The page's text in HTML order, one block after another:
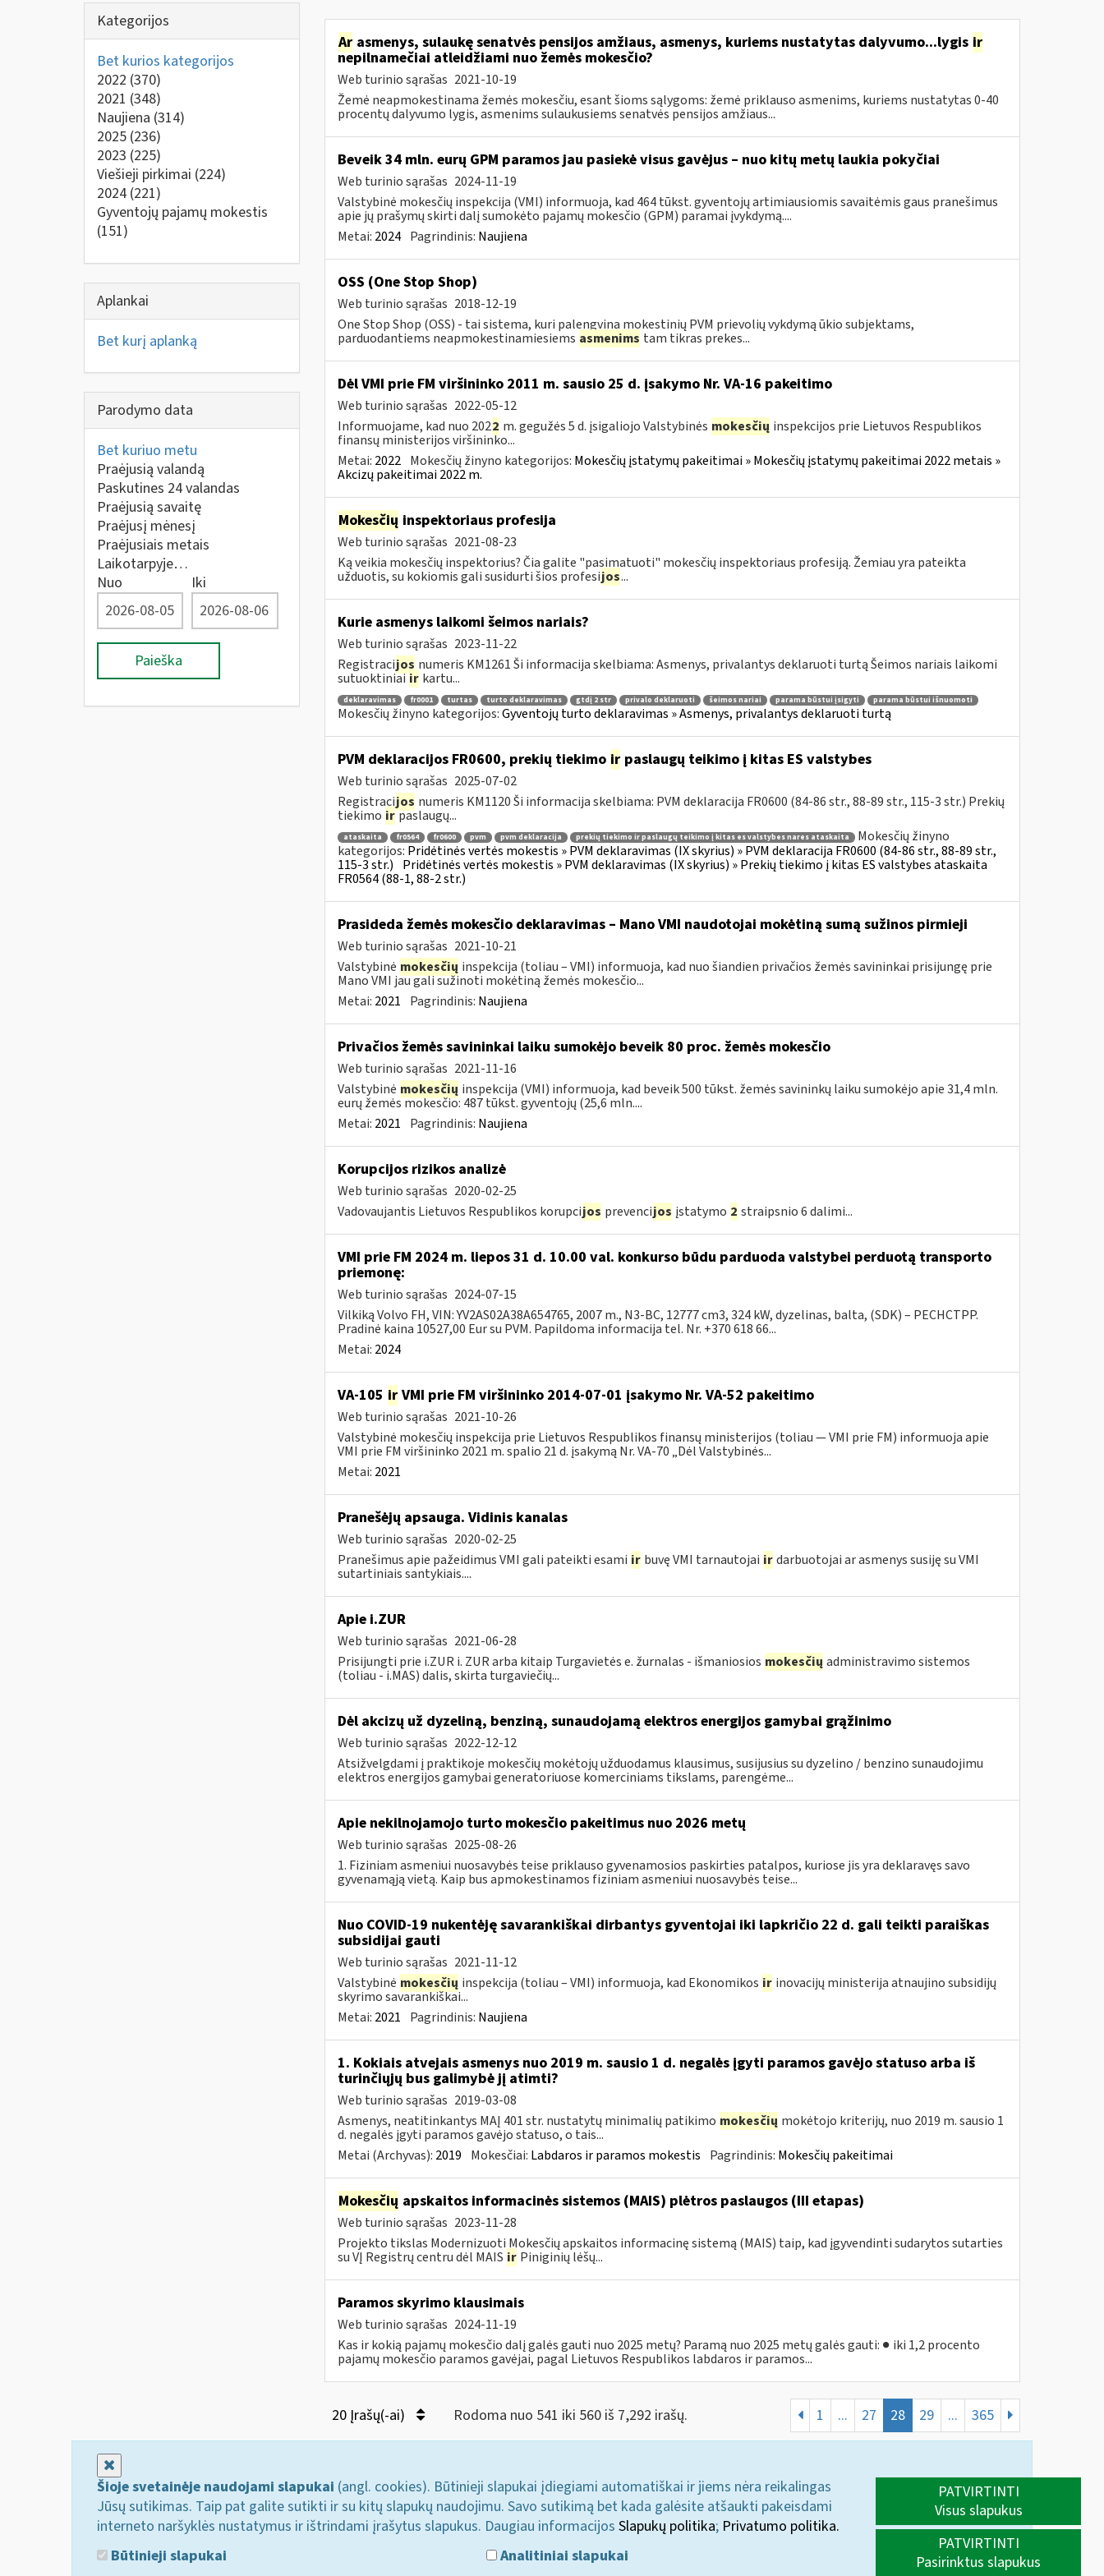
Kategorijos
Bet kurios kategorijos
2022 (370)
2021 (348)
Naujiena (314)
2025 (236)
2023 (225)
Viešieji pirkimai (224)
2024 (221)
Gyventojų pajamų mokestis
(151)
Aplankai
Bet kurį aplanką
Parodymo data
Bet kuriuo metu
Praėjusią valandą
Paskutines 24 valandas
Praėjusią savaitę
Praėjusį mėnesį
Praėjusiais metais
Laikotarpyje…
Nuo
Iki
Paieška
Arasmenys, sulaukę senatvės pensijos amžiaus, asmenys, kuriems nustatytas dalyvumo...lygis ir
nepilnamečiai atleidžiami nuo žemės mokesčio?
Web turinio sąrašas 2021-10-19
Žemė neapmokestinama žemės mokesčiu, esant šioms sąlygoms: žemė priklauso asmenims, kuriems nustatytas 0-40
procentų dalyvumo lygis, asmenims sulaukusiems senatvės pensijos amžiaus...
Beveik 34 mln. eurų GPM paramos jau pasiekė visus gavėjus – nuo kitų metų laukia pokyčiai
Web turinio sąrašas 2024-11-19
Valstybinė mokesčių inspekcija (VMI) informuoja, kad 464 tūkst. gyventojų artimiausiomis savaitėmis gaus pranešimus
apie jų prašymų skirti dalį sumokėto pajamų mokesčio (GPM) paramai įvykdymą....
Metai: 2024 Pagrindinis: Naujiena
OSS (One Stop Shop)
Web turinio sąrašas 2018-12-19
One Stop Shop (OSS) - tai sistema, kuri palengvina mokestinių PVM prievolių vykdymą ūkio subjektams,
parduodantiems neapmokestinamiesiems asmenims tam tikras prekes...
Dėl VMI prie FM viršininko 2011 m. sausio 25 d. įsakymo Nr. VA-16 pakeitimo
Web turinio sąrašas 2022-05-12
Informuojame, kad nuo 2022 m. gegužės 5 d. įsigaliojo Valstybinės mokesčių inspekcijos prie Lietuvos Respublikos
finansų ministerijos viršininko...
Metai: 2022 Mokesčių žinyno kategorijos: Mokesčių įstatymų pakeitimai » Mokesčių įstatymų pakeitimai 2022 metais »
Akcizų pakeitimai 2022 m.
Mokesčių inspektoriaus profesija
Web turinio sąrašas 2021-08-23
Ką veikia mokesčių inspektorius? Čia galite "pasimatuoti" mokesčių inspektoriaus profesiją. Žemiau yra pateikta
užduotis, su kokiomis gali susidurti šios profesijos...
Kurie asmenys laikomi šeimos nariais?
Web turinio sąrašas 2023-11-22
Registracijos numeris KM1261 Ši informacija skelbiama: Asmenys, privalantys deklaruoti turtą Šeimos nariais laikomi
sutuoktiniaiir kartu...
deklaravimas fr0001 turtas turto deklaravimas gtdį 2 str privalo deklaruoti šeimos nariai parama būstui įsigyti parama būstui išnuomoti
Mokesčių žinyno kategorijos:Gyventojų turto deklaravimas » Asmenys, privalantys deklaruoti turtą
PVM deklaracijos FR0600, prekių tiekimo irpaslaugų teikimo į kitas ES valstybes
Web turinio sąrašas 2025-07-02
Registracijos numeris KM1120 Ši informacija skelbiama: PVM deklaracija FR0600 (84-86 str., 88-89 str., 115-3 str.) Prekių
tiekimo irpaslaugų...
ataskaita fr0564 fr0600 pvm pvm deklaracija prekių tiekimo ir paslaugų teikimo į kitas es valstybes nares ataskaita
Mokesčių žinyno
kategorijos: Pridėtinės vertės mokestis » PVM deklaravimas (IX skyrius) » PVM deklaracija FR0600 (84-86 str., 88-89 str.,
115-3 str.) Pridėtinės vertės mokestis » PVM deklaravimas (IX skyrius) » Prekių tiekimo į kitas ES valstybes ataskaita
FR0564 (88-1, 88-2 str.)
Prasideda žemės mokesčio deklaravimas – Mano VMI naudotojai mokėtiną sumą sužinos pirmieji
Web turinio sąrašas 2021-10-21
Valstybinė mokesčių inspekcija (toliau – VMI) informuoja, kad nuo šiandien privačios žemės savininkai prisijungę prie
Mano VMI jau gali sužinoti mokėtiną žemės mokesčio...
Metai: 2021 Pagrindinis: Naujiena
Privačios žemės savininkai laiku sumokėjo beveik 80 proc. žemės mokesčio
Web turinio sąrašas 2021-11-16
Valstybinė mokesčių inspekcija (VMI) informuoja, kad beveik 500 tūkst. žemės savininkų laiku sumokėjo apie 31,4 mln.
eurų žemės mokesčio: 487 tūkst. gyventojų (25,6 mln....
Metai: 2021 Pagrindinis: Naujiena
Korupcijos rizikos analizė
Web turinio sąrašas 2020-02-25
Vadovaujantis Lietuvos Respublikos korupcijos prevencijos įstatymo 2 straipsnio 6 dalimi...
VMI prie FM 2024 m. liepos 31 d. 10.00 val. konkurso būdu parduoda valstybei perduotą transporto
priemonę:
Web turinio sąrašas 2024-07-15
Vilkiką Volvo FH, VIN: YV2AS02A38A654765, 2007 m., N3-BC, 12777 cm3, 324 kW, dyzelinas, balta, (SDK) – PECHCTPP.
Pradinė kaina 10527,00 Eur su PVM. Papildoma informacija tel. Nr. +370 618 66...
Metai: 2024
VA-105 irVMI prie FM viršininko 2014-07-01 įsakymo Nr. VA-52 pakeitimo
Web turinio sąrašas 2021-10-26
Valstybinė mokesčių inspekcija prie Lietuvos Respublikos finansų ministerijos (toliau ― VMI prie FM) informuoja apie
VMI prie FM viršininko 2021 m. spalio 21 d. įsakymą Nr. VA-70 „Dėl Valstybinės...
Metai: 2021
Pranešėjų apsauga. Vidinis kanalas
Web turinio sąrašas 2020-02-25
Pranešimus apie pažeidimus VMI gali pateikti esami ir buvę VMI tarnautojai ir darbuotojai ar asmenys susiję su VMI
sutartiniais santykiais....
Apie i.ZUR
Web turinio sąrašas 2021-06-28
Prisijungti prie i.ZUR i. ZUR arba kitaip Turgavietės e. žurnalas - išmaniosios mokesčių administravimo sistemos
(toliau - i.MAS) dalis, skirta turgaviečių...
Dėl akcizų už dyzeliną, benziną, sunaudojamą elektros energijos gamybai grąžinimo
Web turinio sąrašas 2022-12-12
Atsižvelgdami į praktikoje mokesčių mokėtojų užduodamus klausimus, susijusius su dyzelino / benzino sunaudojimu
elektros energijos gamybai generatoriuose komerciniams tikslams, parengėme...
Apie nekilnojamojo turto mokesčio pakeitimus nuo 2026 metų
Web turinio sąrašas 2025-08-26
1. Fiziniam asmeniui nuosavybės teise priklauso gyvenamosios paskirties patalpos, kuriose jis yra deklaravęs savo
gyvenamąją vietą. Kaip bus apmokestinamos fiziniam asmeniui nuosavybės teise...
Nuo COVID-19 nukentėję savarankiškai dirbantys gyventojai iki lapkričio 22 d. gali teikti paraiškas
subsidijai gauti
Web turinio sąrašas 2021-11-12
Valstybinė mokesčių inspekcija (toliau – VMI) informuoja, kad Ekonomikos ir inovacijų ministerija atnaujino subsidijų
skyrimo savarankiškai...
Metai: 2021 Pagrindinis: Naujiena
1. Kokiais atvejais asmenys nuo 2019 m. sausio 1 d. negalės įgyti paramos gavėjo statuso arba iš
turinčiųjų bus galimybė jį atimti?
Web turinio sąrašas 2019-03-08
Asmenys, neatitinkantys MAĮ 401 str. nustatytų minimalių patikimo mokesčių mokėtojo kriterijų, nuo 2019 m. sausio 1
d. negalės įgyti paramos gavėjo statuso, o tais...
Metai (Archyvas): 2019 Mokesčiai: Labdaros ir paramos mokestis Pagrindinis: Mokesčių pakeitimai
Mokesčių apskaitos informacinės sistemos (MAIS) plėtros paslaugos (III etapas)
Web turinio sąrašas 2023-11-28
Projekto tikslas Modernizuoti Mokesčių apskaitos informacinę sistemą (MAIS) taip, kad įgyvendinti sudarytos sutarties
su VĮ Registrų centru dėl MAIS ir Piniginių lėšų...
Paramos skyrimo klausimais
Web turinio sąrašas 2024-11-19
Kas ir kokią pajamų mokesčio dalį galės gauti nuo 2025 metų? Paramą nuo 2025 metų galės gauti: ● iki 1,2 procento
pajamų mokesčio paramos gavėjai, pagal Lietuvos Respublikos labdaros ir paramos...
20 Įrašų(-ai) Rodoma nuo 541 iki 560 iš 7,292 irašų. 1 ... 27 28 29 ... 365
Šioje svetainėje naudojami slapukai (angl. cookies). Būtinieji slapukai įdiegiami automatiškai ir jiems nėra reikalingas
Jūsų sutikimas. Taip pat galite sutikti ir su kitų slapukų naudojimu. Savo sutikimą bet kada galėsite atšaukti pakeisdami
interneto naršyklės nustatymus ir ištrindami įrašytus slapukus. Daugiau informacijos Slapukų politika; Privatumo politika.
Būtinieji slapukai
Analitiniai slapukai
PATVIRTINTI
Visus slapukus
PATVIRTINTI
Pasirinktus slapukus